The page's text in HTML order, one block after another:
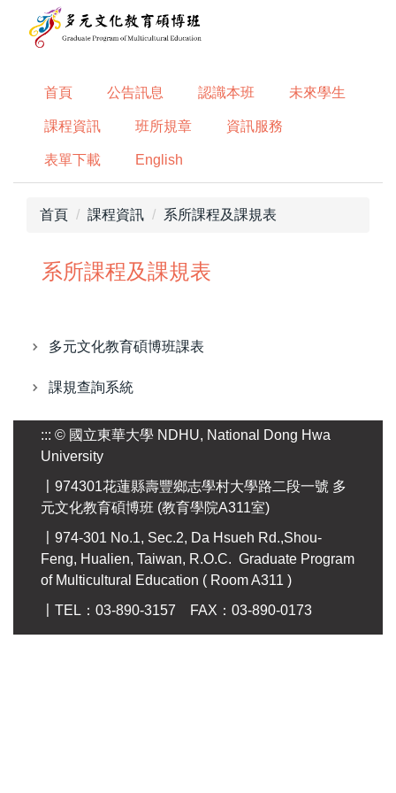
首頁 公告訊息 認識本班 未來學生
課程資訊 班所規章 資訊服務
表單下載 English
首頁 課程資訊 系所課程及課規表
系所課程及課規表
多元文化教育碩博班課表
課規查詢系統
::: © 國立東華大學 NDHU, National Dong Hwa
University
〡974301花蓮縣壽豐鄉志學村大學路二段一號 多
元文化教育碩博班 (教育學院A311室)
〡974-301 No.1, Sec.2, Da Hsueh Rd.,Shou-
Feng, Hualien, Taiwan, R.O.C. Graduate Program
of Multicultural Education ( Room A311 )
〡TEL：03-890-3157 FAX：03-890-0173